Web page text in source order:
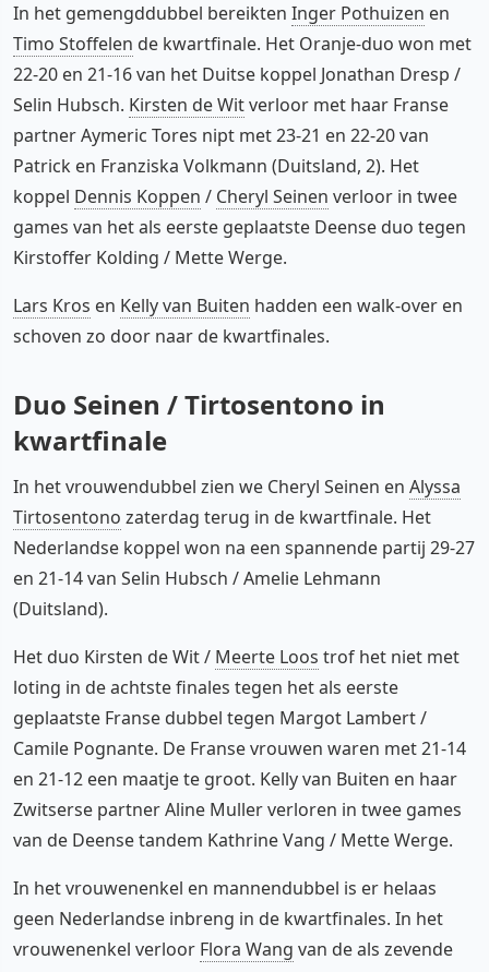
In het gemengddubbel bereikten Inger Pothuizen en
Timo Stoffelen de kwartfinale. Het Oranje-duo won met
22-20 en 21-16 van het Duitse koppel Jonathan Dresp /
Selin Hubsch. Kirsten de Witverloor met haar Franse
partner Aymeric Tores nipt met 23-21 en 22-20 van
Patrick en Franziska Volkmann (Duitsland, 2). Het
koppel Dennis Koppen / Cheryl Seinen verloor in twee
games van het als eerste geplaatste Deense duo tegen
Kirstoffer Kolding / Mette Werge.
Lars Kros en Kelly van Buiten hadden een walk-over en
schoven zo door naar de kwartfinales.
Duo Seinen / Tirtosentono in
kwartfinale
In het vrouwendubbel zien we Cheryl Seinen en Alyssa
Tirtosentono zaterdag terug in de kwartfinale. Het
Nederlandse koppel won na een spannende partij 29-27
en 21-14 van Selin Hubsch / Amelie Lehmann
(Duitsland).
Het duo Kirsten de Wit / Meerte Loos trof het niet met
loting in de achtste finales tegen het als eerste
geplaatste Franse dubbel tegen Margot Lambert /
Camile Pognante. De Franse vrouwen waren met 21-14
en 21-12 een maatje te groot. Kelly van Buiten en haar
Zwitserse partner Aline Muller verloren in twee games
van de Deense tandem Kathrine Vang / Mette Werge.
In het vrouwenenkel en mannendubbel is er helaas
geen Nederlandse inbreng in de kwartfinales. In het
vrouwenenkel verloor Flora Wang van de als zevende